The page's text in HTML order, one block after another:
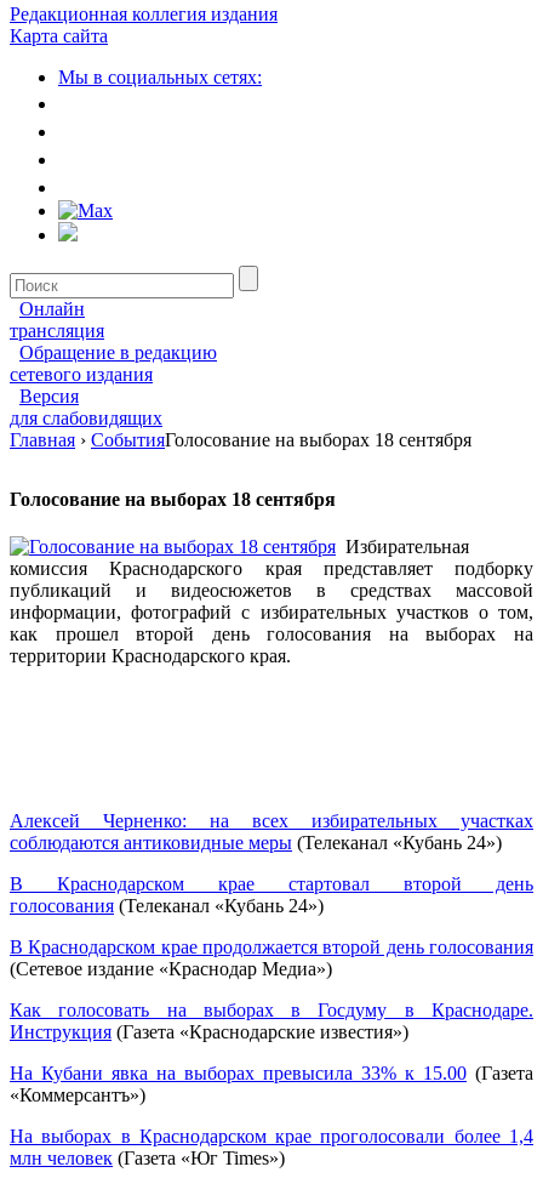
Редакционная коллегия издания
Карта сайта
Мы в социальных сетях:
Онлайн
трансляция
Обращение в редакцию
сетевого издания
Версия
для слабовидящих
Главная › СобытияГолосование на выборах 18 сентября
Голосование на выборах 18 сентября
Избирательная
комиссия Краснодарского края представляет подборку
публикаций и видеосюжетов в средствах массовой
информации, фотографий с избирательных участков о том,
как прошел второй день голосования на выборах на
территории Краснодарского края.
Алексей Черненко: на всех избирательных участках
соблюдаются антиковидные меры (Телеканал «Кубань 24»)
В Краснодарском крае стартовал второй день
голосования (Телеканал «Кубань 24»)
В Краснодарском крае продолжается второй день голосования
(Сетевое издание «Краснодар Медиа»)
Как голосовать на выборах в Госдуму в Краснодаре.
Инструкция (Газета «Краснодарские известия»)
На Кубани явка на выборах превысила 33% к 15.00 (Газета
«Коммерсантъ»)
На выборах в Краснодарском крае проголосовали более 1,4
млн человек (Газета «Юг Times»)